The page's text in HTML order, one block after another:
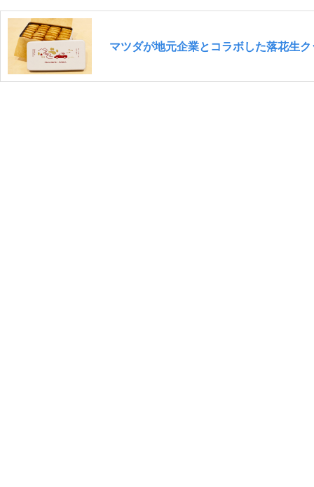
マツダが地元企業とコラボした落花生